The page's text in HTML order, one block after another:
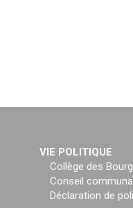
VIE POLITIQUE
Collège des
Conseil
Déclaration de